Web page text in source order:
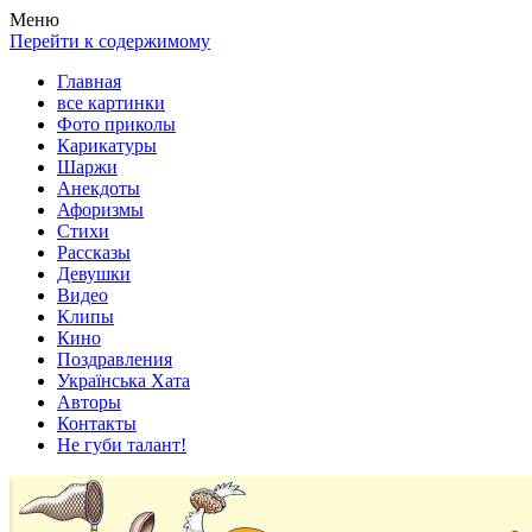
Весела хата — прикольные картинки, смешные истории, клипы!
Покажем всем ваши фото приколы, карикатуры, шаржи, стихи,
Меню
Перейти к содержимому
Главная
все картинки
Фото приколы
Карикатуры
Шаржи
Анекдоты
Афоризмы
Стихи
Рассказы
Девушки
Видео
Клипы
Кино
Поздравления
Українська Хата
Авторы
Контакты
Не губи талант!